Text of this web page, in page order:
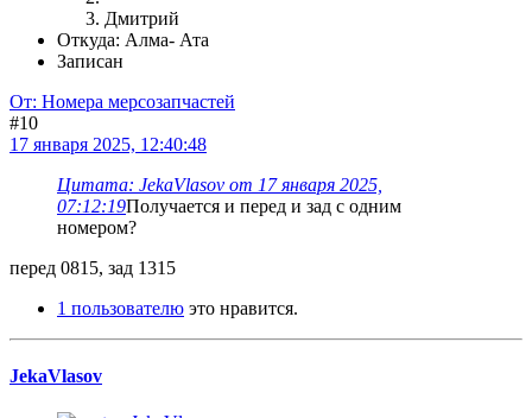
Дмитрий
Откуда: Алма- Ата
Записан
От: Номера мерсозапчастей
#10
17 января 2025, 12:40:48
Цитата: JekaVlasov от 17 января 2025,
07:12:19Получается и перед и зад с одним
номером?
перед 0815, зад 1315
1 пользователю это нравится.
JekaVlasov